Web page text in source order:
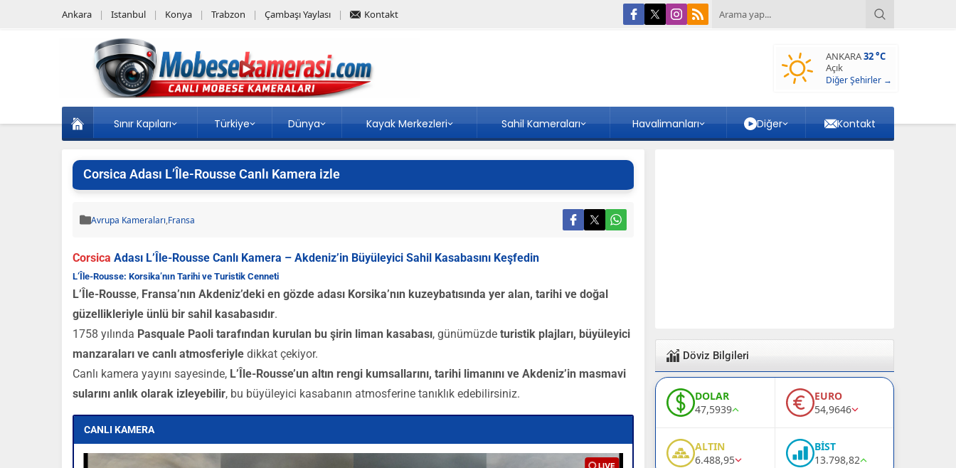
Ankara Istanbul Konya Trabzon Çambaşı Yaylası Kontakt
ANKARA32 °C
Açık
Diğer Şehirler →
Sınır Kapıları Türkiye Dünya Kayak Merkezleri Sahil Kameraları Havalimanları Diğer Kontakt
Corsica Adası L’Île-Rousse Canlı Kamera izle
Avrupa Kameraları,Fransa
Corsica Adası L’Île-Rousse Canlı Kamera – Akdeniz’in Büyüleyici Sahil Kasabasını Keşfedin
L’Île-Rousse: Korsika’nın Tarihi ve Turistik Cenneti
L’Île-Rousse, Fransa’nın Akdeniz’deki en gözde adası Korsika’nın kuzeybatısında yer alan, tarihi ve doğal
güzellikleriyle ünlü bir sahil kasabasıdır.
1758 yılında Pasquale Paoli tarafından kurulan bu şirin liman kasabası, günümüzde turistik plajları, büyüleyici
manzaraları ve canlı atmosferiyle dikkat çekiyor.
Canlı kamera yayını sayesinde, L’Île-Rousse’un altın rengi kumsallarını, tarihi limanını ve Akdeniz’in masmavi
sularını anlık olarak izleyebilir, bu büyüleyici kasabanın atmosferine tanıklık edebilirsiniz.
CANLI KAMERA
Döviz Bilgileri
DOLAR
47,5939
EURO
54,9646
ALTIN
6.488,95
BİST
13.798,82